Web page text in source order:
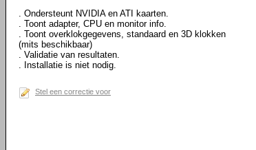
. Ondersteunt NVIDIA en ATI kaarten.
. Toont adapter, CPU en monitor info.
. Toont overklokgegevens, standaard en 3D klokken
(mits beschikbaar)
. Validatie van resultaten.
. Installatie is niet nodig.
Stel een correctie voor